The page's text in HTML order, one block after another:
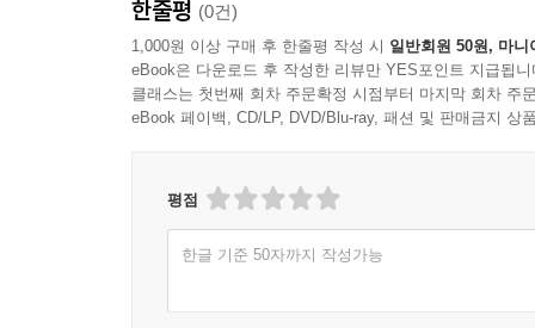
한줄평 (0건)
1,000원 이상 구매 후 한줄평 작성 시 일반회원 50원, 마니
eBook은 다운로드 후 작성한 리뷰만 YES포인트 지급됩니
클래스는 첫번째 회차 주문확정 시점부터 마지막 회차 주
eBook 페이백, CD/LP, DVD/Blu-ray, 패션 및 판매금지 상
평점
한글 기준 50자까지 작성가능